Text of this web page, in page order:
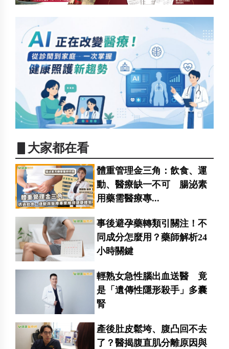
▋大家都在看
體重管理金三角：飲食、運
動、醫療缺一不可 腸泌素
用藥需醫療專...
事後避孕藥轉類引關注！不
同成分怎麼用？藥師解析24
小時關鍵
輕熟女急性腦出血送醫 竟
是「遺傳性隱形殺手」多囊
腎
產後肚皮鬆垮、腹凸回不去
了？醫揭腹直肌分離原因與